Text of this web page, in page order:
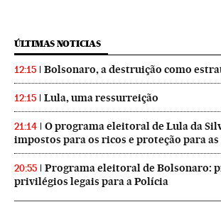
ÚLTIMAS NOTICIAS
12:15 Bolsonaro, a destruição como
12:15 Lula, uma ressurreição
21:14
O programa eleitoral de Lula da
impostos para os ricos e proteção para
20:55
Programa eleitoral de Bolsonaro:
privilégios legais para a Polícia